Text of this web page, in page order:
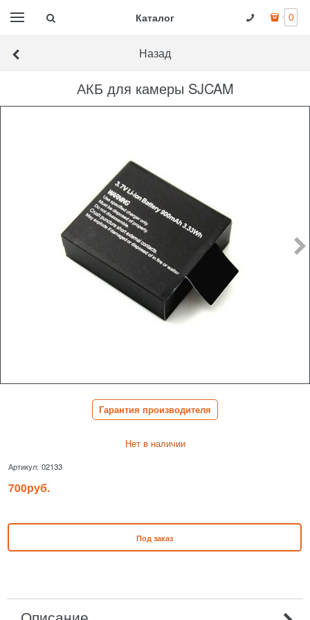
Каталог 0
Назад
АКБ для камеры SJCAM
Гарантия производителя
Нет в наличии
Артикул: 02133
700руб.
Под заказ